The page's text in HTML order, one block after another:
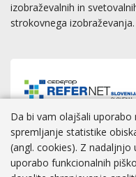
izobraževalnih in
strokovnega izobraževanja.
Dostopnost|Zasebnost
Da bi vam olajšali uporabo
spremljanje statistike
(angl. cookies). Z
uporabo funkcionalnih